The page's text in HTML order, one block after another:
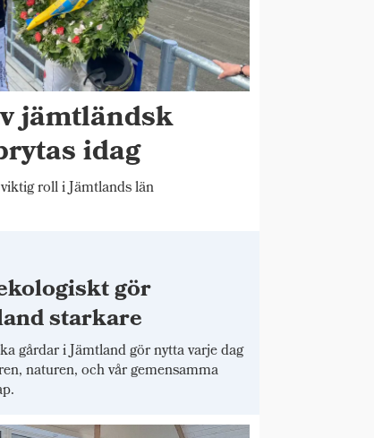
jämtländsk
idag
roll i Jämtlands län
gör
starkare
gårdar i Jämtland gör nytta varje dag
naturen, och vår gemensamma